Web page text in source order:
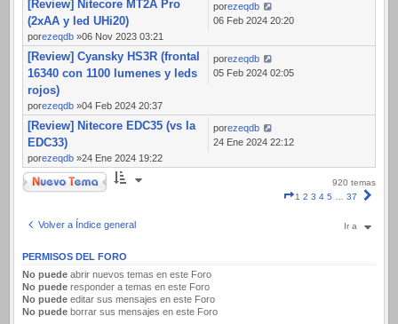
[Review] Nitecore MT2A Pro
(2xAA y led UHi20)
porezeqdb »06 Nov 2023 03:21
porezeqdb
06 Feb 2024 20:20
[Review] Cyansky HS3R (frontal
16340 con 1100 lumenes y leds
rojos)
porezeqdb »04 Feb 2024 20:37
porezeqdb
05 Feb 2024 02:05
[Review] Nitecore EDC35 (vs la
EDC33)
porezeqdb »24 Ene 2024 19:22
porezeqdb
24 Ene 2024 22:12
Nuevo Tema
920 temas
Página
1 2 3 4 5 … 37
Volver a Índice general Ir a
PERMISOS DEL FORO
No puede abrir nuevos temas en este Foro
No puede responder a temas en este Foro
No puede editar sus mensajes en este Foro
No puede borrar sus mensajes en este Foro